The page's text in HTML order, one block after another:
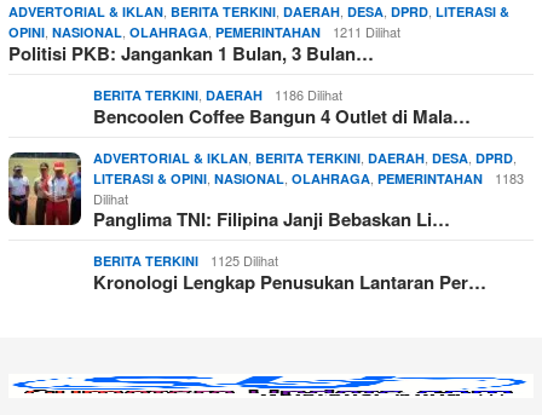
ADVERTORIAL & IKLAN, BERITA TERKINI, DAERAH, DESA, DPRD, LITERASI &
OPINI, NASIONAL, OLAHRAGA, PEMERINTAHAN 1211 Dilihat
Politisi PKB: Jangankan 1 Bulan, 3 Bulan…
BERITA TERKINI, DAERAH 1186 Dilihat
Bencoolen Coffee Bangun 4 Outlet di Mala…
ADVERTORIAL & IKLAN, BERITA TERKINI, DAERAH, DESA, DPRD,
LITERASI & OPINI, NASIONAL, OLAHRAGA, PEMERINTAHAN
1183
Dilihat
Panglima TNI: Filipina Janji Bebaskan Li…
BERITA TERKINI 1125 Dilihat
Kronologi Lengkap Penusukan Lantaran Per…